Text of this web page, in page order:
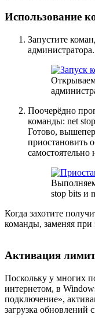
Использование
Запустите
администратора.
Поочерёдно
команды: net
Готово,
приостановить
самостоятельно
stop bits и
Когда захотите
команды, заменяя при
Активация
Поскольку у многих
интернетом, в
подключение»,
загрузка обновлений